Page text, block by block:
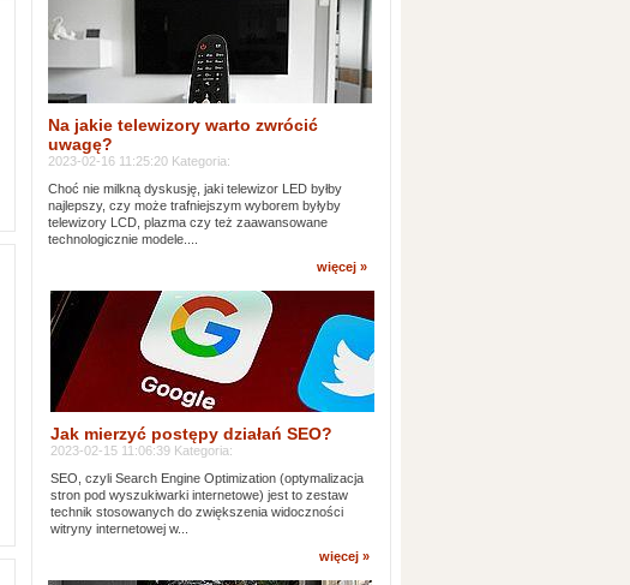
Na jakie telewizory warto zwrócić
uwagę?
2023-02-16 11:25:20 Kategoria:
Choć nie milkną dyskusję, jaki telewizor LED byłby
najlepszy, czy może trafniejszym wyborem byłyby
telewizory LCD, plazma czy też zaawansowane
technologicznie modele....
więcej »
Jak mierzyć postępy działań SEO?
2023-02-15 11:06:39 Kategoria:
SEO, czyli Search Engine Optimization (optymalizacja
stron pod wyszukiwarki internetowe) jest to zestaw
technik stosowanych do zwiększenia widoczności
witryny internetowej w...
więcej »